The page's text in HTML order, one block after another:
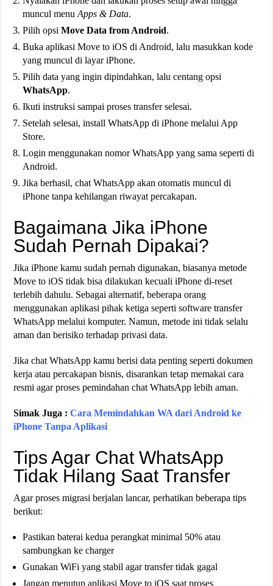
muncul menuApps & Data.
Pilih opsiMove Data from Android.
Buka aplikasi Move to iOS di Android, lalu masukkan kode
yang muncul di layar iPhone.
Pilih data yang ingin dipindahkan, lalu centang opsi
WhatsApp.
Ikuti instruksi sampai proses transfer selesai.
Setelah selesai, install WhatsApp di iPhone melalui App
Store.
Login menggunakan nomor WhatsApp yang sama seperti di
Android.
Jika berhasil, chat WhatsApp akan otomatis muncul di
iPhone tanpa kehilangan riwayat percakapan.
Bagaimana Jika iPhone
Sudah Pernah Dipakai?
Jika iPhone kamu sudah pernah digunakan, biasanya metode
Move to iOS tidak bisa dilakukan kecuali iPhone di-reset
terlebih dahulu. Sebagai alternatif, beberapa orang
menggunakan aplikasi pihak ketiga seperti software transfer
WhatsApp melalui komputer. Namun, metode ini tidak selalu
aman dan berisiko terhadap privasi data.
Jika chat WhatsApp kamu berisi data penting seperti dokumen
kerja atau percakapan bisnis, disarankan tetap memakai cara
resmi agar proses pemindahan chat WhatsApp lebih aman.
Simak Juga :Cara Memindahkan WA dari Android ke
iPhone Tanpa Aplikasi
Tips Agar Chat WhatsApp
Tidak Hilang Saat Transfer
Agar proses migrasi berjalan lancar, perhatikan beberapa tips
berikut:
Pastikan baterai kedua perangkat minimal 50% atau
sambungkan ke charger
Gunakan WiFi yang stabil agar transfer tidak gagal
Jangan menutup aplikasi Move to iOS saat proses